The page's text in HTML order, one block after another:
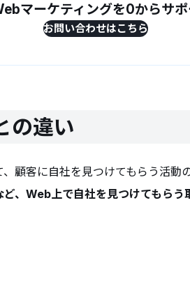
マーケティングを0からサ
お問い合わせはこちら
の違い
顧客に自社を見つけてもらう活
Web上で自社を見つけてもらう